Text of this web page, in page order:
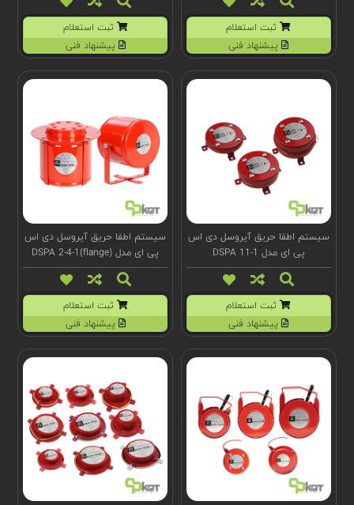
ثبت استعلام
پیشنهاد فنی
ثبت استعلام
پیشنهاد فنی
سیستم اطفا حریق آیروسل دی اس
پی ای مدل DSPA 11-1
ثبت استعلام
پیشنهاد فنی
سیستم اطفا حریق آیروسل دی اس
پی ای مدل (DSPA 2-4-1(flange
ثبت استعلام
پیشنهاد فنی